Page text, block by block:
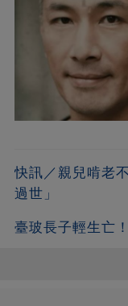
快訊／親兒啃老
過世」
臺玻長子輕生亡